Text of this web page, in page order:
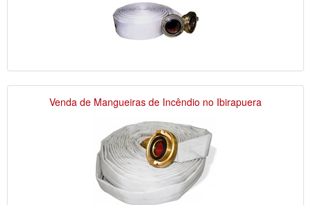
Venda de Mangueiras de Incêndio no Ibirapuera